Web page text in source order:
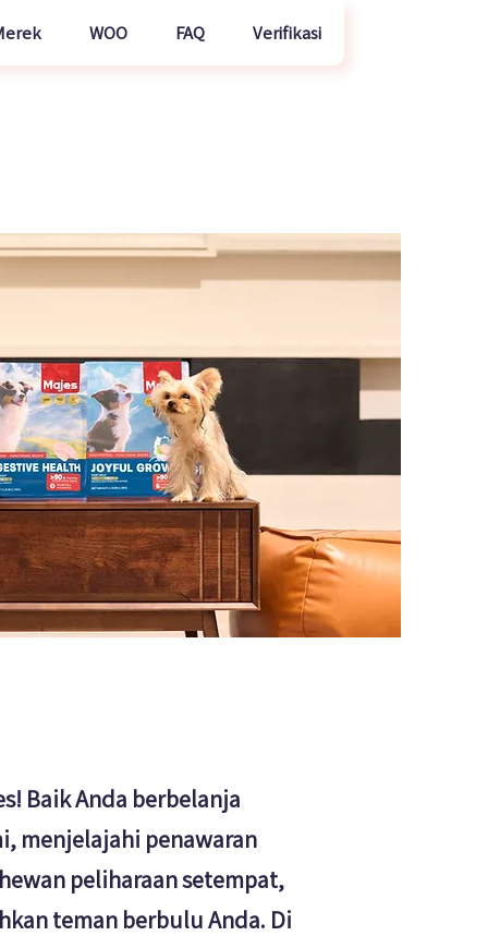
WOO FAQ Verifikasi
Baik Anda berbelanja
menjelajahi penawaran
peliharaan setempat,
teman berbulu Anda. Di